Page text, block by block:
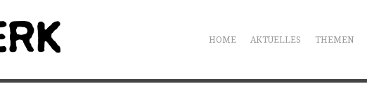
HOME AKTUELLES THEMEN